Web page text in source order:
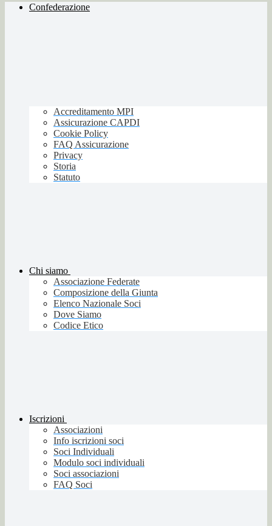
Confederazione
Accreditamento MPI
Assicurazione CAPDI
Cookie Policy
FAQ Assicurazione
Privacy
Storia
Statuto
Chi siamo
Associazione Federate
Composizione della Giunta
Elenco Nazionale Soci
Dove Siamo
Codice Etico
Iscrizioni
Associazioni
Info iscrizioni soci
Soci Individuali
Modulo soci individuali
Soci associazioni
FAQ Soci